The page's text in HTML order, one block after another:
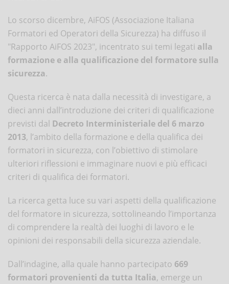
Lo scorso dicembre, AiFOS (Associazione Italiana
Formatori ed Operatori della Sicurezza) ha diffuso il
"Rapporto AiFOS 2023", incentrato sui temi legati alla
formazione e alla qualificazione del formatore sulla
sicurezza.
Questa ricerca è nata dalla necessità di investigare, a
dieci anni dall’introduzione dei criteri di qualificazione
previsti dal Decreto Interministeriale del 6 marzo
2013, l’ambito della formazione e della qualifica dei
formatori in sicurezza, con l’obiettivo di stimolare
ulteriori riflessioni e immaginare nuovi e più efficaci
criteri di qualifica dei formatori.
La ricerca getta luce su vari aspetti della qualificazione
del formatore in sicurezza, sottolineando l’importanza
di comprendere la realtà dei luoghi di lavoro e le
opinioni dei responsabili della sicurezza aziendale.
Dall’indagine, alla quale hanno partecipato 669
formatori provenienti da tutta Italia, emerge un